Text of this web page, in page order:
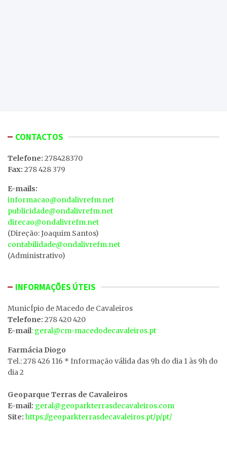
CONTACTOS
Telefone: 278428370
Fax: 278 428 379
E-mails:
informacao@ondalivrefm.net
publicidade@ondalivrefm.net
direcao@ondalivrefm.net
(Direção: Joaquim Santos)
contabilidade@ondalivrefm.net
(Administrativo)
INFORMAÇÕES ÚTEIS
MunicÍpio de Macedo de Cavaleiros
Telefone: 278 420 420
E-mail: geral@cm-macedodecavaleiros.pt
Farmácia Diogo
Tel.: 278 426 116 * Informação válida das 9h do dia 1 às 9h do
dia 2
Geoparque Terras de Cavaleiros
E-mail: geral@geoparkterrasdecavaleiros.com
Site: https://geoparkterrasdecavaleiros.pt/p/pt/